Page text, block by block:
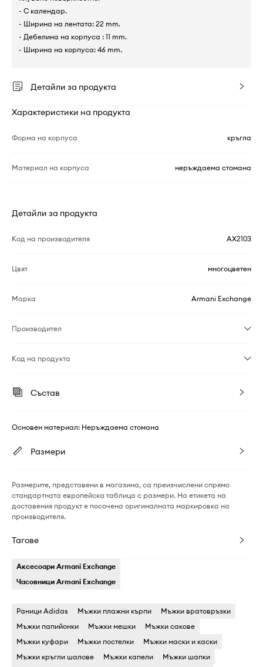
- С календар.
- Ширина на лентата: 22 mm.
- Дебелина на корпуса : 11 mm.
- Ширина на корпуса: 46 mm.
Детайли за продукта
Характеристики на продукта
Форма на корпуса кръгла
Материал на корпуса неръждаема стомана
Детайли за продукта
Код на производителя AX2103
Цвят многоцветен
Марка Armani Exchange
Производител
Код на продукта
Състав
Основен материал: Неръждаема стомана
Размери
Размерите, представени в магазина, са преизчислени спрямо
стандартната европейска таблица с размери. На етикета на
доставения продукт е посочена оригиналната маркировка на
производителя.
Тагове
Аксесоари Armani Exchange
Часовници Armani Exchange
Раници Adidas Мъжки плажни кърпи
Мъжки вратовръзки
Мъжки папийонки
Мъжки мешки
Мъжки сакове
Мъжки куфари
Мъжки постелки
Мъжки маски и каски
Мъжки кръгли шалове
Мъжки капели Мъжки шапки